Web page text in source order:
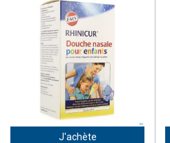
J'achète